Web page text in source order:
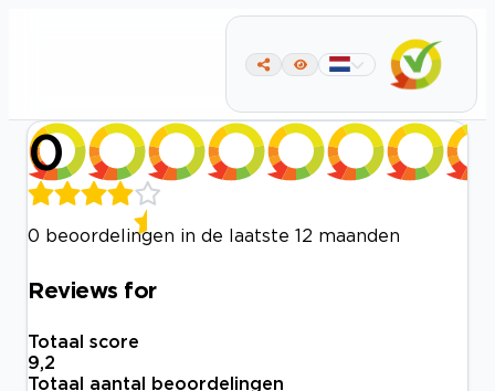
0
0 beoordelingen in de laatste 12 maanden
Reviews for
Totaal score
9,2
Totaal aantal beoordelingen